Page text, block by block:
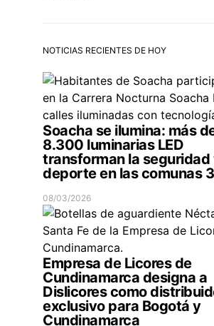
NOTICIAS RECIENTES DE HOY
Soacha se ilumina: más
8.300 luminarias LED
transforman la seguridad
deporte en las comunas
08/03/2026
Empresa de Licores de
Cundinamarca designa a
Dislicores como
exclusivo para Bogotá y
Cundinamarca